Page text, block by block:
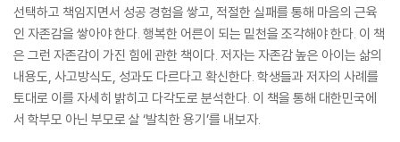
선택하고 책임지면서 성공 경험을 쌓고, 적절한 실패를 통해 마음의 근육
인 자존감을 쌓아야 한다. 행복한 어른이 되는 밑천을 조각해야 한다. 이 책
은 그런 자존감이 가진 힘에 관한 책이다. 저자는 자존감 높은 아이는 삶의
내용도, 사고방식도, 성과도 다르다고 확신한다. 학생들과 저자의 사례를
토대로 이를 자세히 밝히고 다각도로 분석한다. 이 책을 통해 대한민국에
서 학부모 아닌 부모로 살 ‘발칙한 용기’를 내보자.